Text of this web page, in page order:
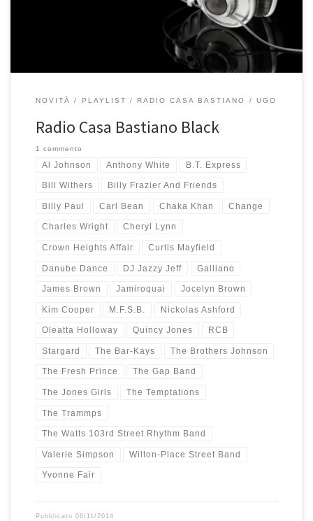
NOVITÀ PLAYLIST RADIO CASA BASTIANO UGO
Radio Casa Bastiano Black
1 commento
Al Johnson Anthony White B.T. Express
Bill Withers Billy Frazier And Friends
Billy Paul Carl Bean Chaka Khan Change
Charles Wright Cheryl Lynn
Crown Heights Affair Curtis Mayfield
Danube Dance DJ Jazzy Jeff Galliano
James Brown Jamiroquai Jocelyn Brown
Kim Cooper M.F.S.B. Nickolas Ashford
Oleatta Holloway Quincy Jones RCB
Stargard The Bar-Kays The Brothers Johnson
The Fresh Prince The Gap Band
The Jones Girls The Temptations
The Trammps
The Watts 103rd Street Rhythm Band
Valerie Simpson Wilton-Place Street Band
Yvonne Fair
Pubblicato 06/11/2014